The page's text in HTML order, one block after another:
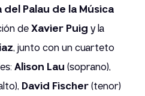
Palau de la Música
deXavier Puig y la
, junto con un cuarteto
Alison Lau (soprano),
David Fischer(tenor)